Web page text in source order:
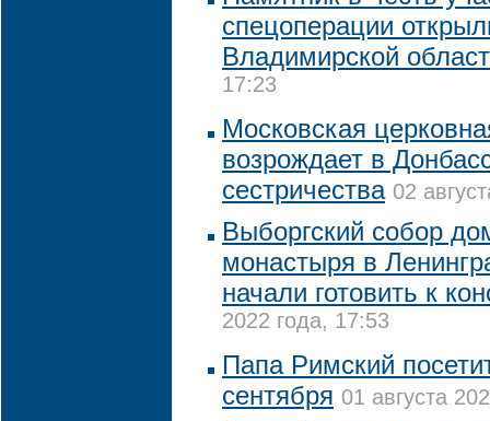
спецоперации
Владимирской
17:23
Московская
возрождает в
сестричества 02
Выборгский собор
монастыря в
начали готовить к
2022 года, 17:53
Папа Римский
сентября 01 августа